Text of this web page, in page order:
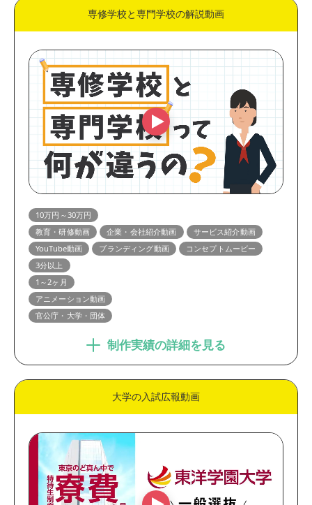
専修学校と専門学校の解説動画
10万円～30万円
教育・研修動画
企業・会社紹介動画
サービス紹介動画
YouTube動画
ブランディング動画
コンセプトムービー
3分以上
1～2ヶ月
アニメーション動画
官公庁・大学・団体
制作実績の詳細を見る
大学の入試広報動画